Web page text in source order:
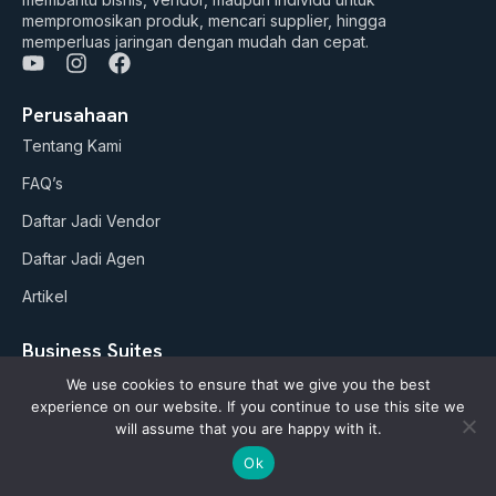
mempromosikan produk, mencari supplier, hingga
memperluas jaringan dengan mudah dan cepat.
Y
u
t
u
b
e
I
s
t
a
a
F
c
e
b
k
Perusahaan
Tentang Kami
FAQ’s
Daftar Jadi Vendor
Daftar Jadi Agen
Artikel
Business Suites
Paket Google ADS
AI Studio (soon)
We use cookies to ensure that we give you the best
experience on our website. If you continue to use this site we
will assume that you are happy with it.
Ok